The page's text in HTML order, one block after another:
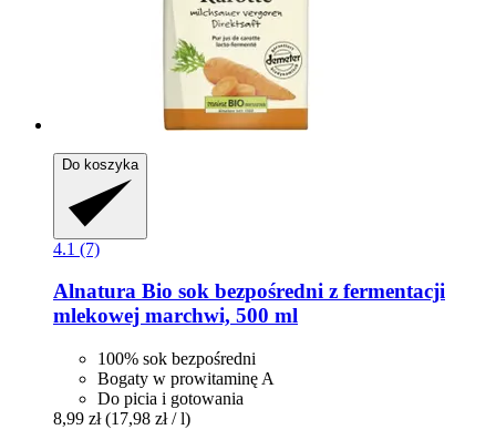
Do koszyka
4.1 (7)
Alnatura Bio sok bezpośredni z fermentacji
mlekowej marchwi, 500 ml
100% sok bezpośredni
Bogaty w prowitaminę A
Do picia i gotowania
8,99 zł (17,98 zł / l)